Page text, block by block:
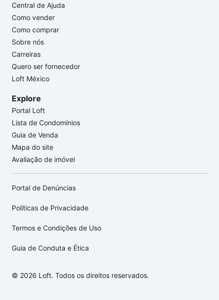
Central de Ajuda
Como vender
Como comprar
Sobre nós
Carreiras
Quero ser fornecedor
Loft México
Explore
Portal Loft
Lista de Condomínios
Guia de Venda
Mapa do site
Avaliação de imóvel
Portal de Denúncias
Políticas de Privacidade
Termos e Condições de Uso
Guia de Conduta e Ética
© 2026 Loft. Todos os direitos reservados.